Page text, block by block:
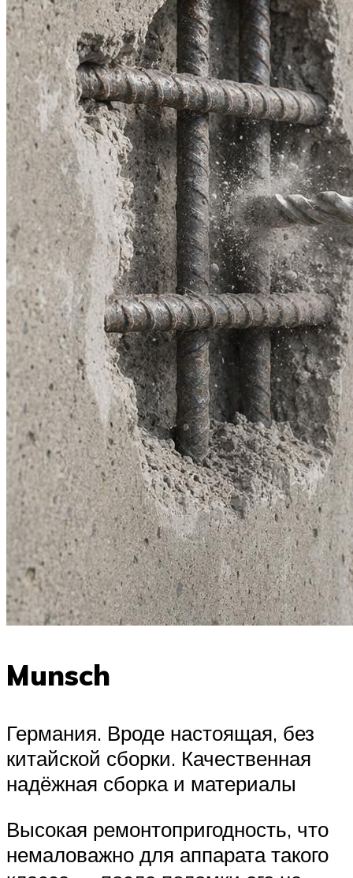
Munsch
Германия. Вроде настоящая, без
китайской сборки. Качественная
надёжная сборка и материалы
Высокая ремонтопригодность, что
немаловажно для аппарата такого